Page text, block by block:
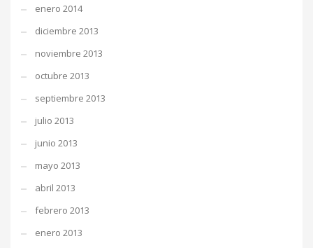
enero 2014
diciembre 2013
noviembre 2013
octubre 2013
septiembre 2013
julio 2013
junio 2013
mayo 2013
abril 2013
febrero 2013
enero 2013